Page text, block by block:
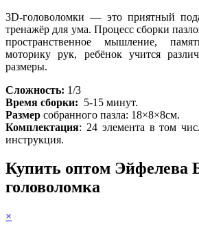
3D-головоломки — это приятный
тренажёр для ума. Процесс сборки
пространственное мышление,
моторику рук, ребёнок учится
размеры.
Сложность: 1/3
Время сборки: 5-15 минут.
Размер собранного пазла: 18×8×8см.
Комплектация: 24 элемента в том
инструкция.
Купить оптом Эйфелева
головоломка
×